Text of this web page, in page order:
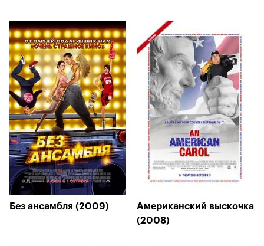
Без ансамбля (2009)
Американский выскочка
(2008)